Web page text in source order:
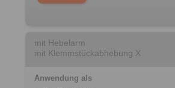
mit Hebelarm
mit Klemmstückabhebung X
Anwendung als